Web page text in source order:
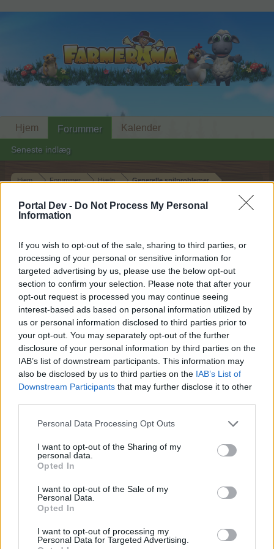
Portal Dev - Do Not Process My Personal
Information
If you wish to opt-out of the sale, sharing to third parties, or
processing of your personal or sensitive information for
targeted advertising by us, please use the below opt-out
section to confirm your selection. Please note that after your
opt-out request is processed you may continue seeing
interest-based ads based on personal information utilized by
us or personal information disclosed to third parties prior to
your opt-out. You may separately opt-out of the further
disclosure of your personal information by third parties on the
IAB’s list of downstream participants. This information may
also be disclosed by us to third parties on the IAB’s List of
Downstream Participants that may further disclose it to other
Personal Data Processing Opt Outs
I want to opt-out of the Sharing of my
personal data.
Opted In
I want to opt-out of the Sale of my
Personal Data.
Opted In
I want to opt-out of processing my
Personal Data for Targeted Advertising.
Hjem Forummer Hjælp Generelle spilproblemer
Dropitems
Hvis du ønsker at deltage aktivt i Forum og
deltage i diskussioner eller ønsker at starte dine
egne tråde, skal du først logge ind i spillet.
Venligst registrer dig, hvis du ikke allerede har en
konto. Vi ser frem til dit næste besøg i vores
Forum.„Til spillet“
momsemor45
I øjeblikket oplever jeg at mine dropitems ikke bliver
der andre der oplever det samme?
29 Februar 2020
MOD-Ara
Board Administrator
Team Farmerama DA & NO
Hjem Forummer
Seneste indlæg
Kalender